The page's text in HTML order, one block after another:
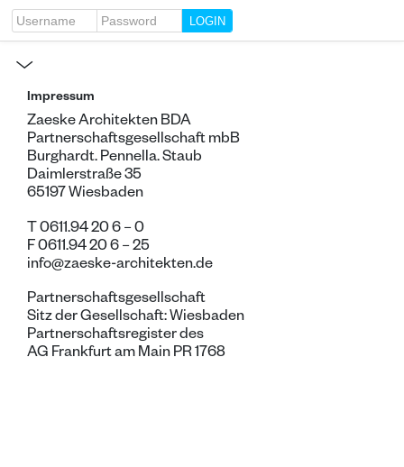
Username Password
Impressum
Zaeske Architekten BDA
Partnerschaftsgesellschaft mbB
Burghardt. Pennella. Staub
Daimlerstraße 35
65197 Wiesbaden
T 0611.94 20 6 – 0
F 0611.94 20 6 – 25
info@zaeske-architekten.de
Partnerschaftsgesellschaft
Sitz der Gesellschaft: Wiesbaden
Partnerschaftsregister des
AG Frankfurt am Main PR 1768